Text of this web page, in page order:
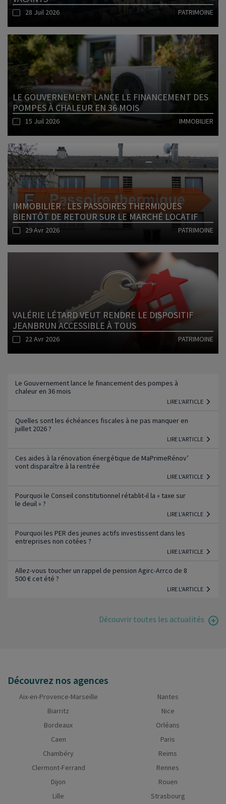
28 Juil 2026 PATRIMOINE
Lire l'article
LE GOUVERNEMENT LANCE LE FINANCEMENT DES
POMPES À CHALEUR EN 36 MOIS
15 Juil 2026 IMMOBILIER
Lire l'article
IMMOBILIER : LES PASSOIRES THERMIQUES
BIENTÔT DE RETOUR SUR LE MARCHÉ LOCATIF
29 Avr 2026 PATRIMOINE
Lire l'article
VALÉRIE LÉTARD VEUT RENDRE LE DISPOSITIF
JEANBRUN ACCESSIBLE À TOUS
22 Avr 2026 PATRIMOINE
Le Gouvernement lance le financement des pompes à
chaleur en 36 mois
LIRE L'ARTICLE
Quelles sont les échéances fiscales à ne pas manquer en
juillet 2026 ?
LIRE L'ARTICLE
Ces aides à la rénovation énergétique de MaPrimeRénov’
vont disparaître à la rentrée
LIRE L'ARTICLE
Pourquoi le Conseil constitutionnel rétablit-il la « taxe sur
le deuil » ?
LIRE L'ARTICLE
Pourquoi les PER des jeunes actifs investissent dans les
entreprises non cotées ?
LIRE L'ARTICLE
Allez-vous toucher un rappel de pension Agirc-Arrco de 8
500 € cet été ?
LIRE L'ARTICLE
Découvrir toutes les actualités
Découvrez nos agences
Aix-en-Provence-Marseille
Biarritz
Bordeaux
Caen
Chambéry
Clermont-Ferrand
Dijon
Lille
Nantes
Nice
Orléans
Paris
Reims
Rennes
Rouen
Strasbourg